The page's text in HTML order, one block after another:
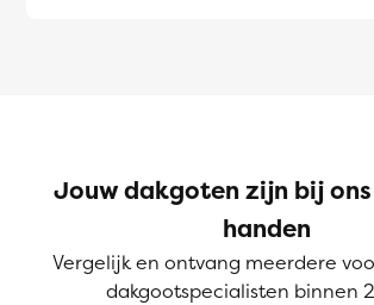
Jouw dakgoten zijn bij
handen
Vergelijk en ontvang meerdere
dakgootspecialisten binnen